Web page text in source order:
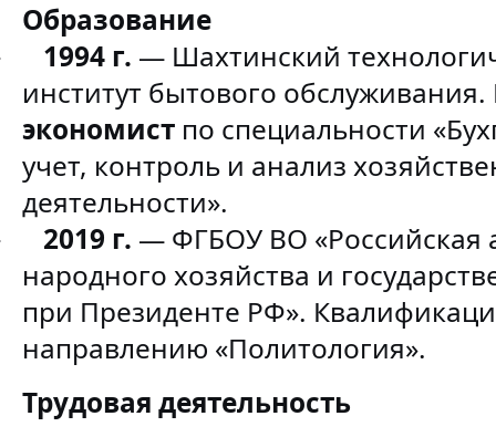
Образование
1994 г. — Шахтинский
институт бытового
экономистпо специальности
учет, контроль и анализ
деятельности».
2019 г. — ФГБОУ ВО «Российская
народного хозяйства и
при Президенте РФ».
направлению «Политология».
Трудовая деятельность